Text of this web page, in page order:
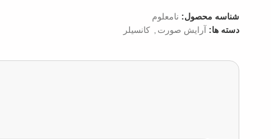
شناسه محصول: نامعلوم
دسته ها: آرایش صورت
کانسیلر